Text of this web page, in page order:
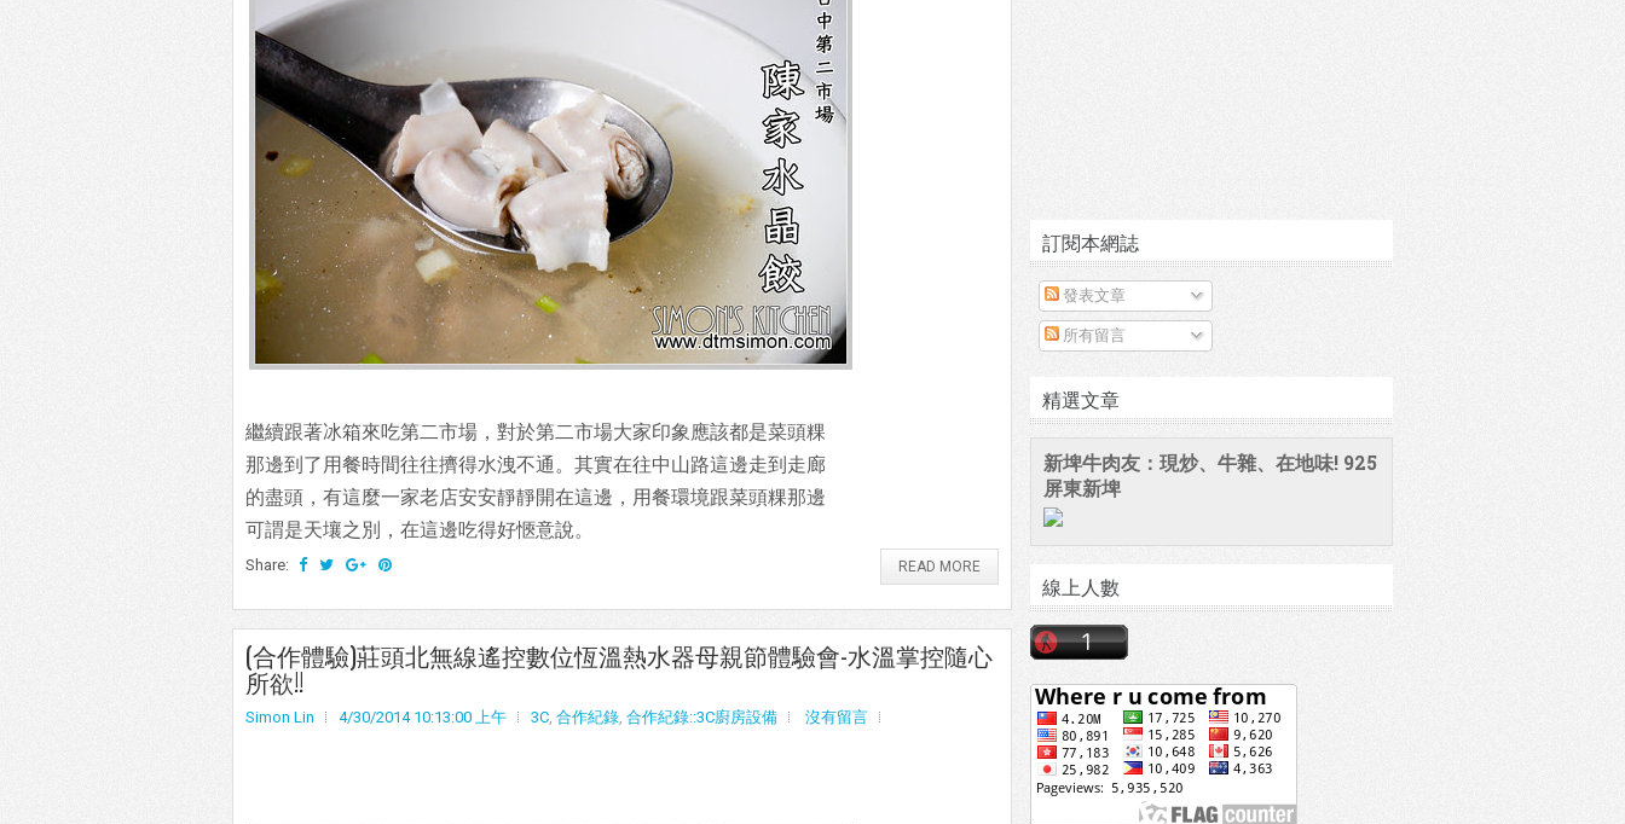
繼續跟著冰箱來吃第二市場，對於第二市場大家印象應該都是菜頭粿
那邊到了用餐時間往往擠得水洩不通。其實在往中山路這邊走到走廊
的盡頭，有這麼一家老店安安靜靜開在這邊，用餐環境跟菜頭粿那邊
可謂是天壤之別，在這邊吃得好愜意說。
Share: READ MORE
(合作體驗)莊頭北無線遙控數位恆溫熱水器母親節體驗會-水溫掌控隨心
所欲!!
Simon Lin 4/30/2014 10:13:00 上午 3C, 合作紀錄, 合作紀錄::3C廚房設備 沒有留言
訂閱本網誌
發表文章
所有留言
精選文章
新埤牛肉友：現炒、牛雜、在地味! 925
屏東新埤
線上人數